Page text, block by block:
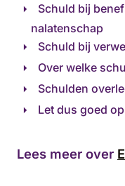
Schuld bij
nalatenschap
Schuld bij
Over welke
Schulden
Let dus goed op
Lees meer over